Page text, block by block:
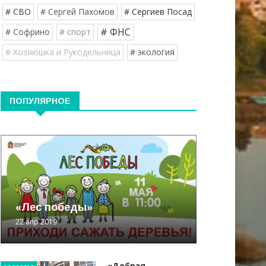
# СВО
# Сергей Пахомов
# Сергиев Посад
# Софрино
# спорт # ФНС
# Хозяюшка и Рукодельница # экология
ПОПУЛЯРНОЕ
«Лес победы»
22 апр 2019